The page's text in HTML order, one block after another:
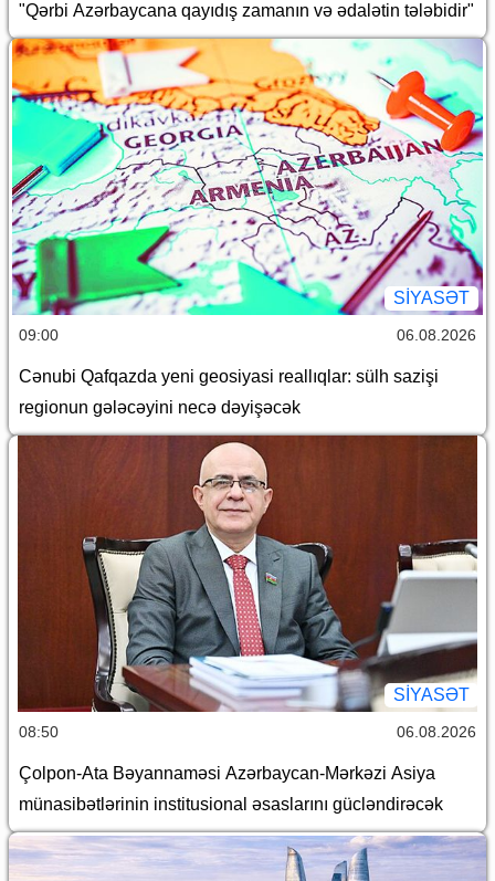
"Qərbi Azərbaycana qayıdış zamanın və ədalətin tələbidir"
SİYASƏT
09:00 06.08.2026
Cənubi Qafqazda yeni geosiyasi reallıqlar: sülh sazişi
regionun gələcəyini necə dəyişəcək
SİYASƏT
08:50 06.08.2026
Çolpon-Ata Bəyannaməsi Azərbaycan-Mərkəzi Asiya
münasibətlərinin institusional əsaslarını gücləndirəcək